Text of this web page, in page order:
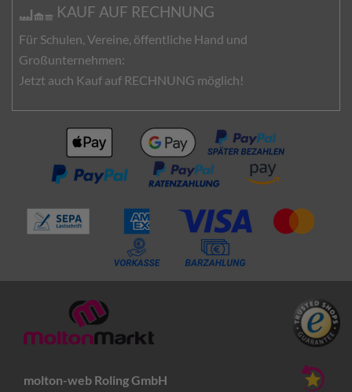
KAUF AUF RECHNUNG
Für Schulen, Vereine, öffentliche Hand und
Großunternehmen:
Jetzt auch Kauf auf RECHNUNG möglich!
molton-web Roling GmbH